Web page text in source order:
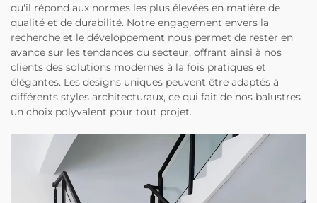
qu'il répond aux normes les plus élevées en matière de
qualité et de durabilité. Notre engagement envers la
recherche et le développement nous permet de rester en
avance sur les tendances du secteur, offrant ainsi à nos
clients des solutions modernes à la fois pratiques et
élégantes. Les designs uniques peuvent être adaptés à
différents styles architecturaux, ce qui fait de nos balustres
un choix polyvalent pour tout projet.